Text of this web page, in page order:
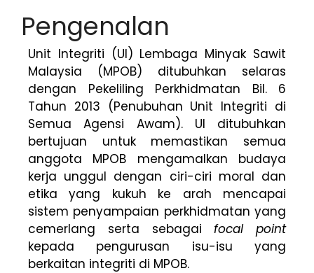
Pengenalan
Unit Integriti (UI) Lembaga Minyak Sawit
Malaysia (MPOB) ditubuhkan selaras
dengan Pekeliling Perkhidmatan Bil. 6
Tahun 2013 (Penubuhan Unit Integriti di
Semua Agensi Awam). UI ditubuhkan
bertujuan untuk memastikan semua
anggota MPOB mengamalkan budaya
kerja unggul dengan ciri-ciri moral dan
etika yang kukuh ke arah mencapai
sistem penyampaian perkhidmatan yang
cemerlang serta sebagaifocal point
kepada pengurusan isu-isu yang
berkaitan integriti di MPOB.